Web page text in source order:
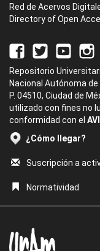
Red de Acervos
Directory of Open
Repositorio
Nacional Autónoma de
P. 04510, Ciudad de
utilizado con fines no
conformidad con el
¿Cómo llegar?
Suscripción a
Normatividad